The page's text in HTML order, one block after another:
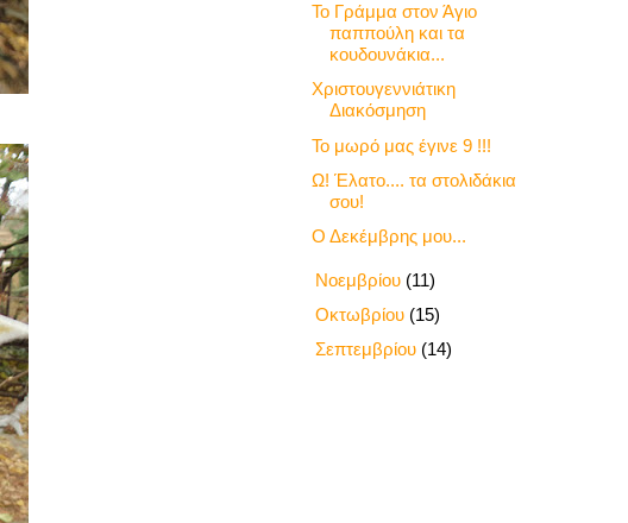
Το Γράμμα στον Άγιο
παππούλη και τα
κουδουνάκια...
Χριστουγεννιάτικη
Διακόσμηση
Το μωρό μας έγινε 9 !!!
Ω! Έλατο.... τα στολιδάκια
σου!
Ο Δεκέμβρης μου...
Νοεμβρίου (11)
Οκτωβρίου (15)
Σεπτεμβρίου (14)